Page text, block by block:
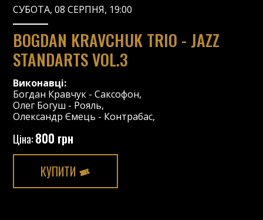
СУБОТА, 08 СЕРПНЯ, 19:00
BOGDAN KRAVCHUK TRIO - JAZZ
STANDARTS VOL.3
Виконавці:
Богдан Кравчук -Саксофон,
Олег Богуш - Рояль,
Олександр Ємець - Контрабас,
Ціна:800 грн
КУПИТИ